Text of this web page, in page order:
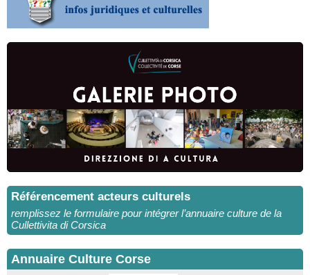
Référencement acteurs culturels
remplissez le formulaire pour intégrer l’annuaire culture de la
Cullettivita di Corsica
Annuaire Culture Corse